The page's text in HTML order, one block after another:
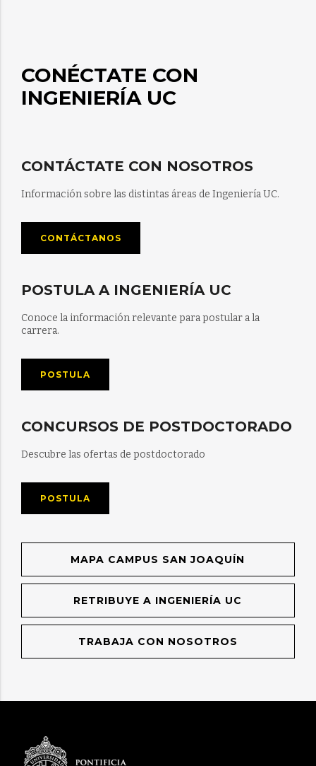
CONÉCTATE CON
INGENIERÍA UC
CONTÁCTATE CON NOSOTROS
Información sobre las distintas áreas de Ingeniería UC.
CONTÁCTANOS
POSTULA A INGENIERÍA UC
Conoce la información relevante para postular a la
carrera.
POSTULA
CONCURSOS DE POSTDOCTORADO
Descubre las ofertas de postdoctorado
POSTULA
MAPA CAMPUS SAN JOAQUÍN
RETRIBUYE A INGENIERÍA UC
TRABAJA CON NOSOTROS